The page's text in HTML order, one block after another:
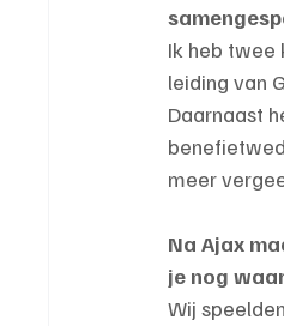
Ik heb twee
leiding van
Daarnaast
meer
Na Ajax
je nog
Wij